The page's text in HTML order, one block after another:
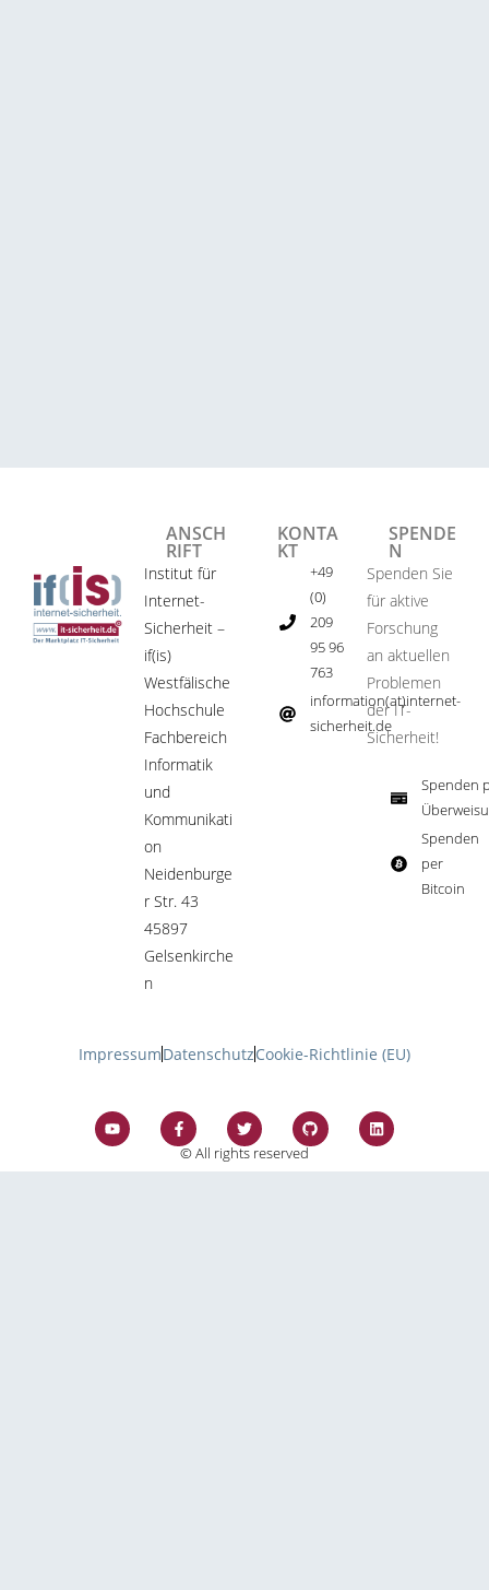
ANSCH
RIFT
Institut für
Internet-
Sicherheit –
if(is)
Westfälische
Hochschule
Fachbereich
Informatik
und
Kommunikati
on
Neidenburge
r Str. 43
45897
Gelsenkirche
n
KONTA
KT
+49
(0)
209
95 96
763
information(at)internet-
sicherheit.de ​
SPENDE
N
Spenden Sie
für aktive
Forschung
an aktuellen
Problemen
der IT-
Sicherheit!​
Spenden
Spenden
per
Bitcoin​
ImpressumDatenschutzCookie-Richtlinie (EU)
© All rights reserved